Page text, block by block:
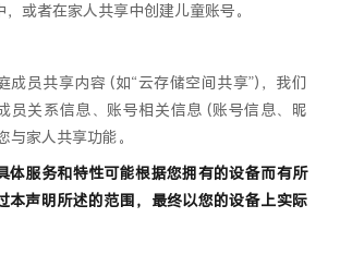
或者在家人共享中创建儿童账号。
成员共享内容 (如“云存储空间共享”)，我们
员关系信息、账号相关信息 (账号信息、昵
与家人共享功能。
体服务和特性可能根据您拥有的设备而有所
本声明所述的范围，最终以您的设备上实际